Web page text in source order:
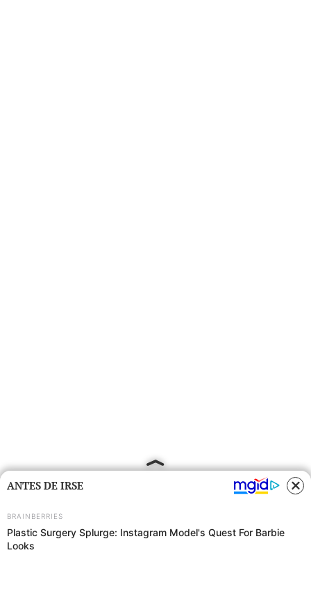
ANTES DE IRSE